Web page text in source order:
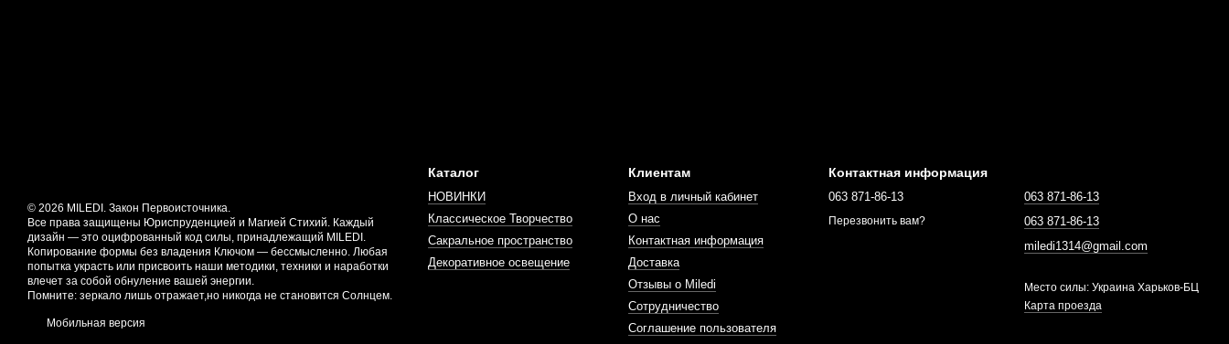
© 2026 MILEDI. Закон Первоисточника.
Все права защищены Юриспруденцией и Магией Стихий. Каждый
дизайн — это оцифрованный код силы, принадлежащий MILEDI.
Копирование формы без владения Ключом — бессмысленно. Любая
попытка украсть или присвоить наши методики, техники и наработки
влечет за собой обнуление вашей энергии.
Помните: зеркало лишь отражает,но никогда не становится Солнцем.
Мобильная версия
Каталог
НОВИНКИ
Классическое Творчество
Сакральное пространство
Декоративное освещение
Клиентам
Вход в личный кабинет
О нас
Контактная информация
Доставка
Отзывы о Miledi
Сотрудничество
Соглашение пользователя
Контактная информация
063 871-86-13
Перезвонить вам?
063 871-86-13
063 871-86-13
miledi1314@gmail.com
Место силы: Украина Харьков-БЦ
Карта проезда